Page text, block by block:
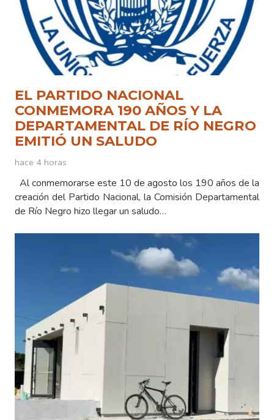
EL PARTIDO NACIONAL
CONMEMORA 190 AÑOS Y LA
DEPARTAMENTAL DE RÍO NEGRO
EMITIÓ UN SALUDO
hace 4 horas
Al conmemorarse este 10 de agosto los 190 años de la
creación del Partido Nacional, la Comisión Departamental
de Río Negro hizo llegar un saludo…